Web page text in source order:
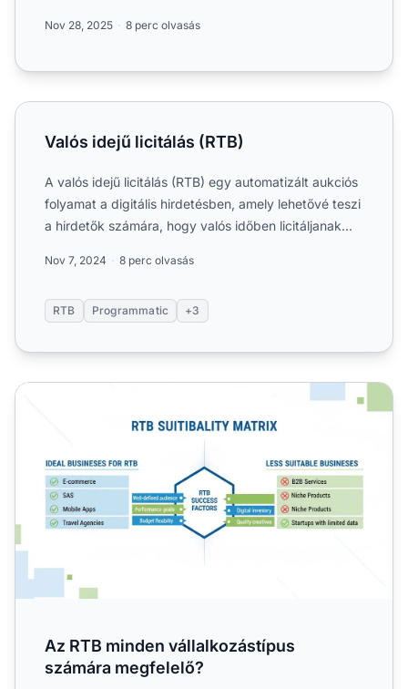
Nov 28, 2025 8 perc olvasás
Valós idejű licitálás (RTB)
Valós idejű licitálás (RTB)
A valós idejű licitálás (RTB) egy automatizált aukciós
folyamat a digitális hirdetésben, amely lehetővé teszi
a hirdetők számára, hogy valós időben licitáljanak...
Nov 7, 2024 8 perc olvasás
RTB Programmatic +3
Az RTB minden vállalkozástípus számára megfelelő?
Az RTB minden vállalkozástípus
számára megfelelő?